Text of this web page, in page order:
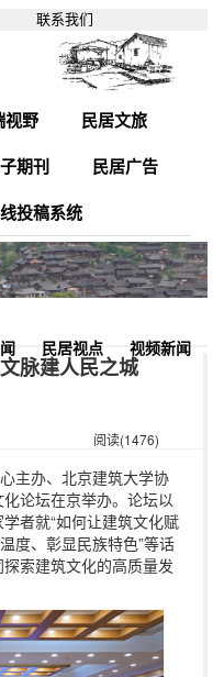
联系我们
视野
民居文旅
期刊
民居广告
投稿系统
民居视点 视频新闻
脉建人民之城
阅读(1476)
主办、北京建筑大学协
论坛在京举办。论坛以
者就“如何让建筑文化赋
度、彰显民族特色”等话
索建筑文化的高质量发